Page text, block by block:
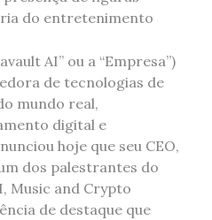
do entretenimento
AI” ou a “Empresa”)
de tecnologias de
mundo real,
digital e
hoje que seu CEO,
dos palestrantes do
Music and Crypto
de destaque que